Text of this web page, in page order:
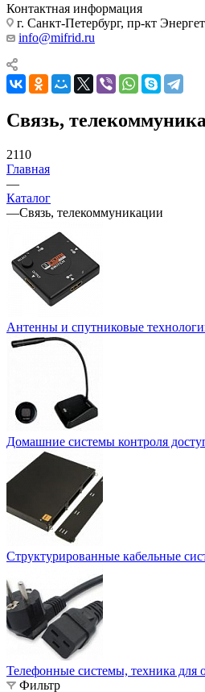
Контактная информация
г. Санкт-Петербург, пр-кт
info@mifrid.ru
Связь,
2110
Главная
—
Каталог
—Связь, телекоммуникации
Антенны и спутниковые
Домашние системы контроля
Структурированные кабельные
Телефонные системы, техника для
Фильтр